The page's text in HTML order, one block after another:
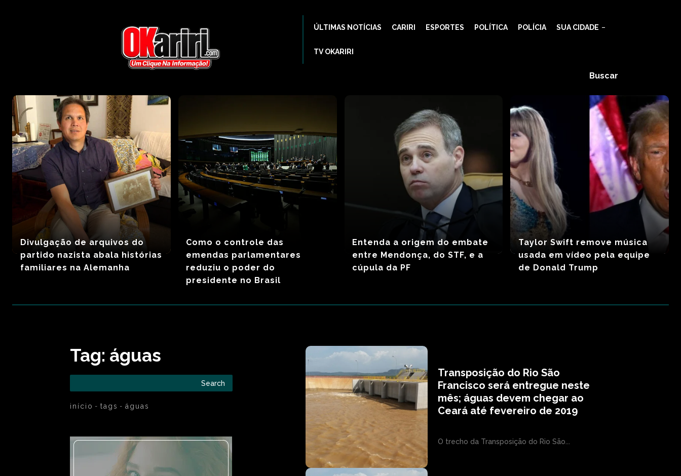
ÚLTIMAS NOTÍCIAS CARIRI ESPORTES POLÍTICA POLÍCIA SUA CIDADE
TV OKARIRI
Buscar
Divulgação de arquivos do
partido nazista abala histórias
familiares na Alemanha
Como o controle das
emendas parlamentares
reduziu o poder do
presidente no Brasil
Entenda a origem do embate
entre Mendonça, do STF, e a
cúpula da PF
Taylor Swift remove música
usada em vídeo pela equipe
de Donald Trump
Tag: águas
Search
início tags águas
Transposição do Rio São
Francisco será entregue neste
mês; águas devem chegar ao
Ceará até fevereiro de 2019
O trecho da Transposição do Rio São...